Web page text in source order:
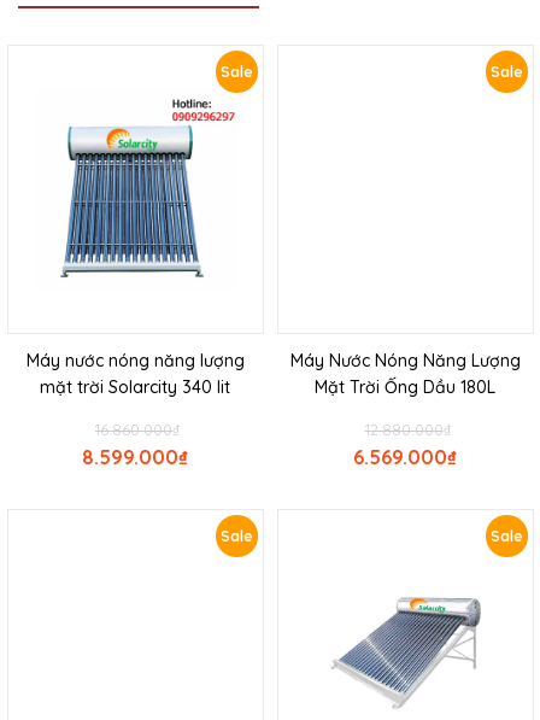
Sale
Máy nước nóng năng lượng
mặt trời Solarcity 340 lit
₫
16.860.000
₫
8.599.000
Sale
Máy Nước Nóng Năng Lượng
Mặt Trời Ống Dầu 180L
₫
12.880.000
₫
6.569.000
Sale Sale